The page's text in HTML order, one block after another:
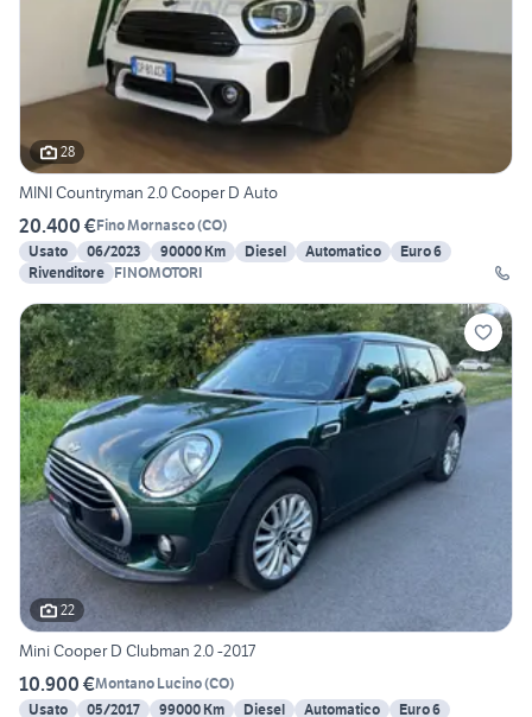
28
MINI Countryman 2.0 Cooper D Auto
20.400 €Fino Mornasco(CO)
Usato
06/2023 90000 Km Diesel Automatico
Euro 6
Rivenditore FINOMOTORI
22
Mini Cooper D Clubman 2.0 -2017
10.900 €Montano Lucino(CO)
Usato
05/2017 99000 Km Diesel Automatico
Euro 6